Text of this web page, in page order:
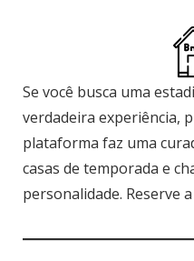
Se você busca uma
verdadeira experiência,
plataforma faz uma
casas de temporada e
personalidade. Reserve